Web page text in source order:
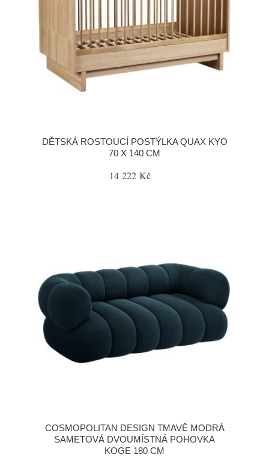
DĚTSKÁ ROSTOUCÍ POSTÝLKA QUAX KYO
70 X 140 CM
14 222 Kč
COSMOPOLITAN DESIGN TMAVĚ MODRÁ
SAMETOVÁ DVOUMÍSTNÁ POHOVKA
KOGE 180 CM